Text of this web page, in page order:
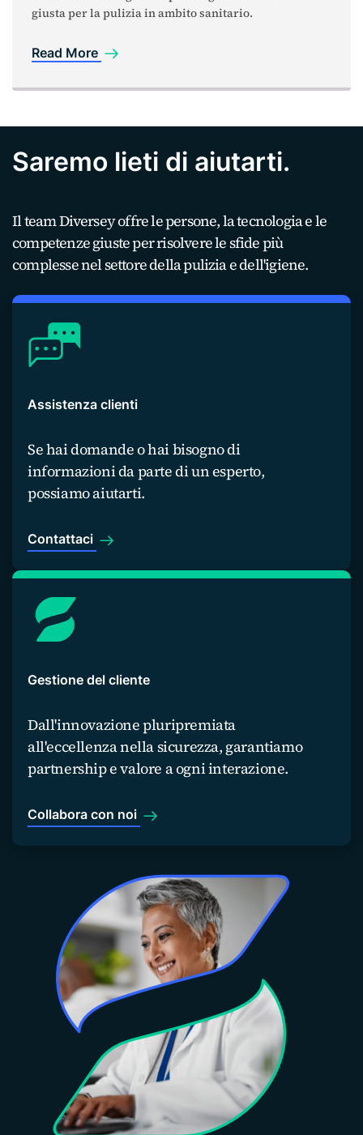
giusta per la pulizia in ambito sanitario.
Read More
Saremo lieti di aiutarti.
Il team Diversey offre le persone, la tecnologia e le
competenze giuste per risolvere le sfide più
complesse nel settore della pulizia e dell'igiene.
Assistenza clienti
Se hai domande o hai bisogno di
informazioni da parte di un esperto,
possiamo aiutarti.
Contattaci
Gestione del cliente
Dall'innovazione pluripremiata
all'eccellenza nella sicurezza, garantiamo
partnership e valore a ogni interazione.
Collabora con noi